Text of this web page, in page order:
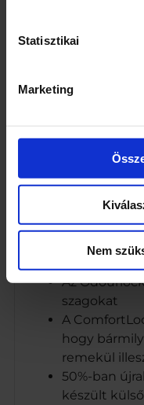
Statisztikai
Marketing
Nem
3-szoros
Erős
betét
A
folyadékot,
szivárgást
Az
szagokat
A
hogy
remekül
50%-ban
készült